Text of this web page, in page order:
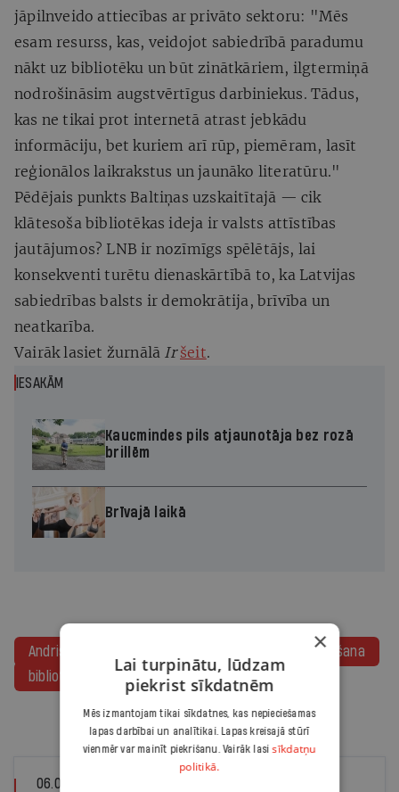
jāpilnveido attiecības ar privāto sektoru: "Mēs
esam resurss, kas, veidojot sabiedrībā paradumu
nākt uz bibliotēku un būt zinātkāriem, ilgtermiņā
nodrošināsim augstvērtīgus darbiniekus. Tādus,
kas ne tikai prot internetā atrast jebkādu
informāciju, bet kuriem arī rūp, piemēram, lasīt
reģionālos laikrakstus un jaunāko literatūru."
Pēdējais punkts Baltiņas uzskaitītajā — cik
klātesoša bibliotēkas ideja ir valsts attīstības
jautājumos? LNB ir nozīmīgs spēlētājs, lai
konsekventi turētu dienaskārtībā to, ka Latvijas
sabiedrības balsts ir demokrātija, brīvība un
neatkarība.
Vairāk lasiet žurnālā Iršeit.
IESAKĀM
Kaucmindes pils atjaunotāja bez rozā
brillēm
Brīvajā laikā
Andris Vilks
lasīšana
bibliotekāri
Dagnija Baltiņa
Tev varētu interesēt
06.08.2026
×
Lai turpinātu, lūdzam
piekrist sīkdatnēm
Mēs izmantojam tikai sīkdatnes, kas nepieciešamas
lapas darbībai un analītikai. Lapas kreisajā stūrī
vienmēr var mainīt piekrišanu. Vairāk lasisīkdatņu
politikā.